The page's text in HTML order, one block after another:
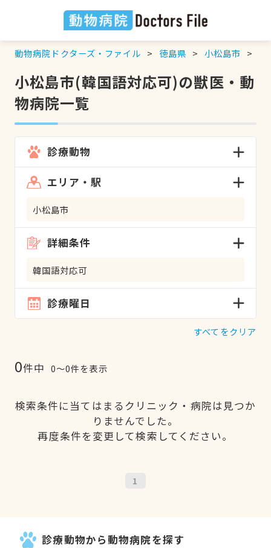
動物病院ドクターズ・ファイル 徳島県 小松島市
小松島市(韓国語対応可)の獣医・動
物病院一覧
診療動物
エリア・駅
小松島市
詳細条件
韓国語対応可
診療曜日
すべてをクリア
0件中 0〜0件を表示
検索条件に当てはまるクリニック・病院は見つか
りませんでした。
再度条件を変更して検索してください。
1
診療動物から動物病院を探す